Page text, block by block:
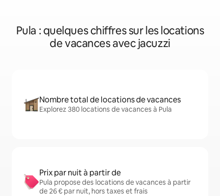
Pula : quelques chiffres sur les locations
de vacances avec jacuzzi
Nombre total de locations de vacances
Explorez 380 locations de vacances à Pula
Prix par nuit à partir de
Pula propose des locations de vacances à partir
de 26 € par nuit, hors taxes et frais